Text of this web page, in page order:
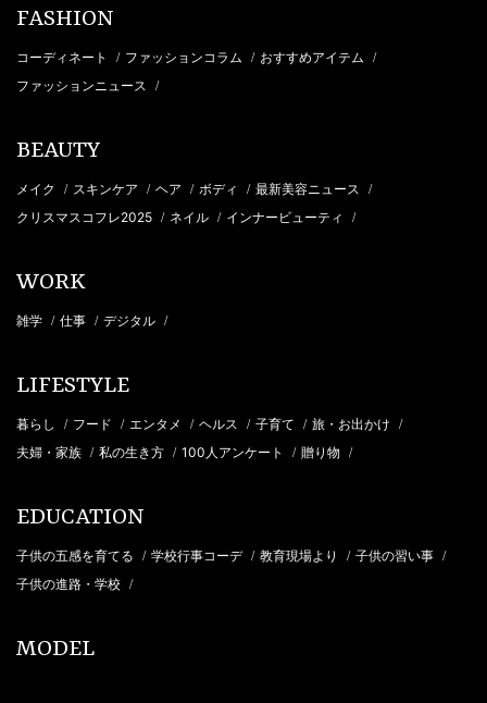
FASHION
コーディネート / ファッションコラム / おすすめアイテム /
ファッションニュース /
BEAUTY
メイク / スキンケア / ヘア / ボディ / 最新美容ニュース /
クリスマスコフレ2025 / ネイル / インナービューティ /
WORK
雑学 / 仕事 / デジタル /
LIFESTYLE
暮らし / フード / エンタメ / ヘルス / 子育て / 旅・お出かけ /
夫婦・家族 / 私の生き方 / 100人アンケート / 贈り物 /
EDUCATION
子供の五感を育てる / 学校行事コーデ / 教育現場より / 子供の習い事 /
子供の進路・学校 /
MODEL